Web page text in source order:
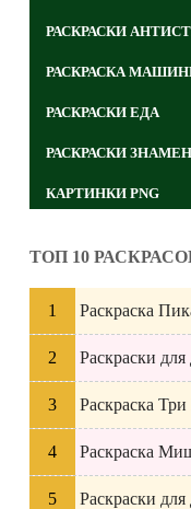
РАСКРАСКИ
РАСКРАСКА
РАСКРАСКИ ЕДА
РАСКРАСКИ
КАРТИНКИ PNG
ТОП 10
Раскраска
Раскраски для
Раскраска Три
Раскраска
Раскраски для